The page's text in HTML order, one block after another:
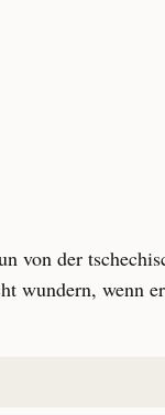
von der
wundern, wenn